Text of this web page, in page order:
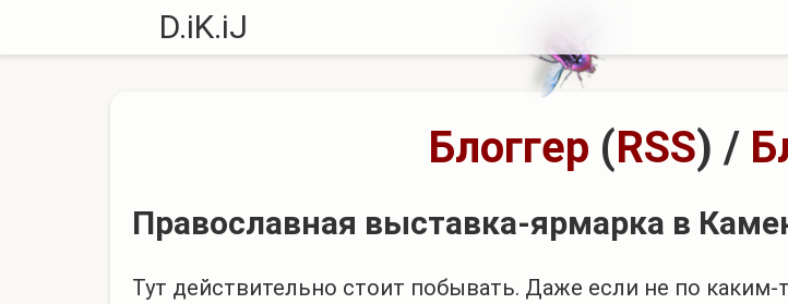
D.iK.iJ
Блоггер (RSS) /
Православная выставка-ярмарка в
Тут действительно стоит побывать. Даже если не по